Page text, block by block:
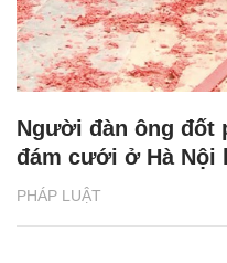
PHÁP LUẬT
Người đàn ông đốt
đám cưới ở Hà Nội